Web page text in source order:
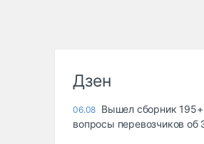
Дзен
06.08 Вышел сборник 195+
вопросы перевозчиков об